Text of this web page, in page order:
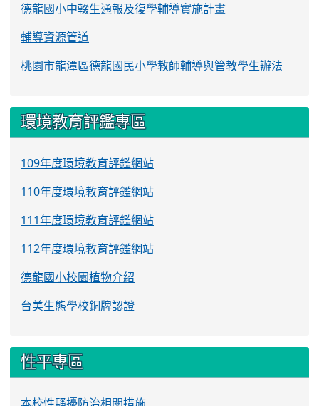
德龍國小中輟生通報及復學輔導實施計畫
輔導資源管道
桃園市龍潭區德龍國民小學教師輔導與管教學生辦法
環境教育評鑑專區
109年度環境教育評鑑網站
110年度環境教育評鑑網站
111年度環境教育評鑑網站
112年度環境教育評鑑網站
德龍國小校園植物介紹
台美生態學校銅牌認證
性平專區